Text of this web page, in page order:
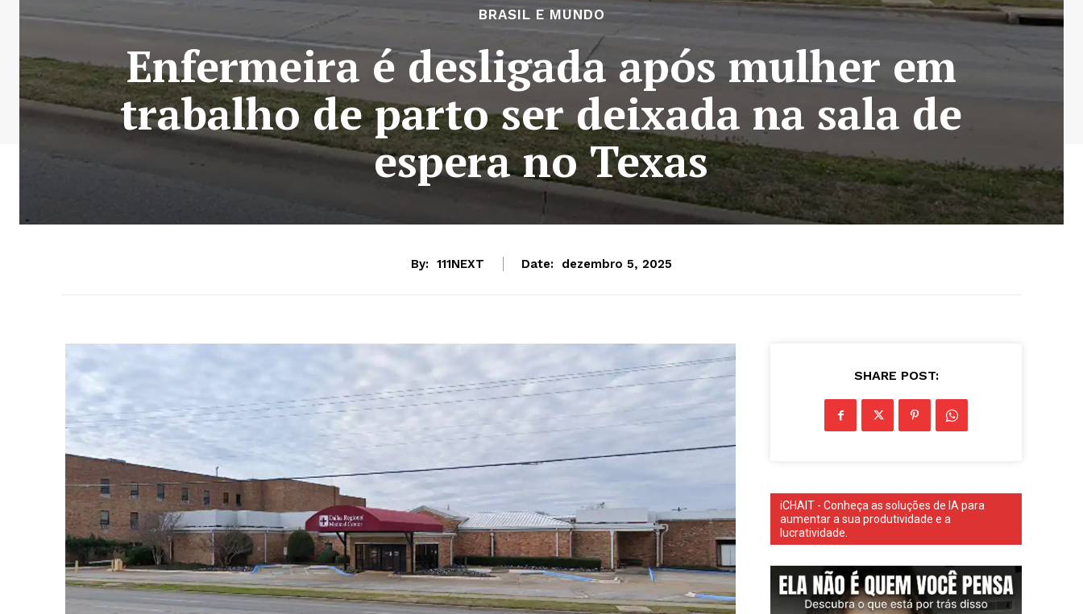
BRASIL E MUNDO
Enfermeira é desligada após mulher em
trabalho de parto ser deixada na sala de
espera no Texas
By: 111NEXT Date: dezembro 5, 2025
SHARE POST:
iCHAIT - Conheça as soluções de IA para
aumentar a sua produtividade e a
lucratividade.